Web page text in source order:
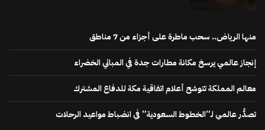
منها الرياض.. سحب ماطرة على أجزاء من 7 مناطق
إنجاز عالمي يرسخ مكانة مطارات جدة في المباني الخضراء
معالم المملكة تتوشح أعلام اتفاقية مكة للدفاع المشترك
تصدُّر عالمي لـ”الخطوط السعودية” في انضباط مواعيد الرحلات